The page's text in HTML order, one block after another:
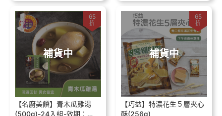
補貨中
65
折
【名廚美饌】青木瓜雞湯
(500g)-24入組-效期：
補貨中
65
折
【巧益】特濃花生５層夾心
酥(256g)